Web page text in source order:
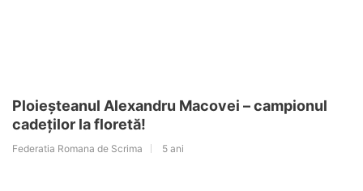
Ploieșteanul Alexandru Macovei – campionul
cadeților la floretă!
Federatia Romana de Scrima 5 ani